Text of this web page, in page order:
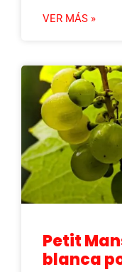
VER MÁS »
Petit
blanca